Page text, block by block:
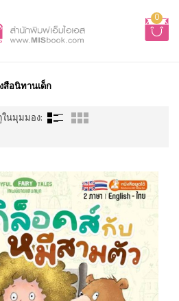
0
สือนิทานเด็ก
ในมุมมอง: